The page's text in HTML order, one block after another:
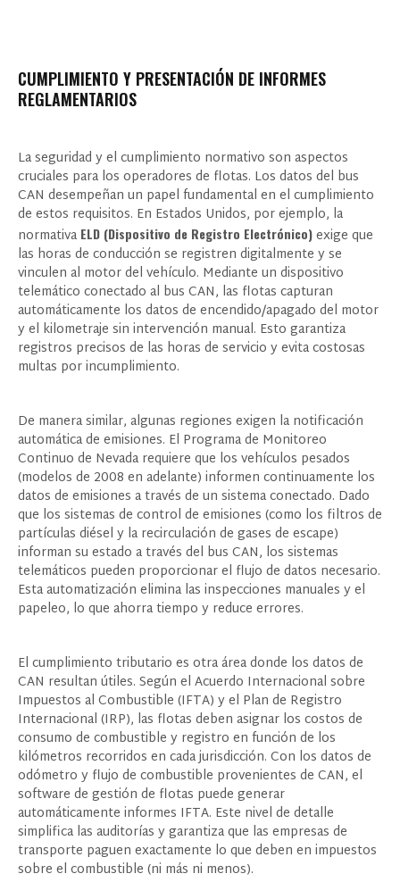
CUMPLIMIENTO Y PRESENTACIÓN DE INFORMES
REGLAMENTARIOS
La seguridad y el cumplimiento normativo son aspectos
cruciales para los operadores de flotas. Los datos del bus
CAN desempeñan un papel fundamental en el cumplimiento
de estos requisitos. En Estados Unidos, por ejemplo, la
normativa ELD (Dispositivo de Registro Electrónico)exige que
las horas de conducción se registren digitalmente y se
vinculen al motor del vehículo. Mediante un dispositivo
telemático conectado al bus CAN, las flotas capturan
automáticamente los datos de encendido/apagado del motor
y el kilometraje sin intervención manual. Esto garantiza
registros precisos de las horas de servicio y evita costosas
multas por incumplimiento.
De manera similar, algunas regiones exigen la notificación
automática de emisiones. El Programa de Monitoreo
Continuo de Nevada requiere que los vehículos pesados ​​
(modelos de 2008 en adelante) informen continuamente los
datos de emisiones a través de un sistema conectado. Dado
que los sistemas de control de emisiones (como los filtros de
partículas diésel y la recirculación de gases de escape)
informan su estado a través del bus CAN, los sistemas
telemáticos pueden proporcionar el flujo de datos necesario.
Esta automatización elimina las inspecciones manuales y el
papeleo, lo que ahorra tiempo y reduce errores.
El cumplimiento tributario es otra área donde los datos de
CAN resultan útiles. Según el Acuerdo Internacional sobre
Impuestos al Combustible (IFTA) y el Plan de Registro
Internacional (IRP), las flotas deben asignar los costos de
consumo de combustible y registro en función de los
kilómetros recorridos en cada jurisdicción. Con los datos de
odómetro y flujo de combustible provenientes de CAN, el
software de gestión de flotas puede generar
automáticamente informes IFTA. Este nivel de detalle
simplifica las auditorías y garantiza que las empresas de
transporte paguen exactamente lo que deben en impuestos
sobre el combustible (ni más ni menos).